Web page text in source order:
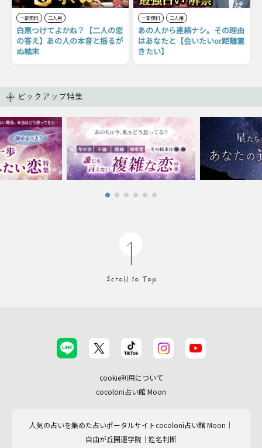
一部無料 二人用
白黒つけてよかね？【二人の恋
の答え】あの人の本音と揺るが
ぬ結末
一部無料 二人用
あの人から連絡ナシ。その理由
はあなたと【会いたいor距離置
きたい】
ピックアップ特集
cookie利用について
cocoloni占い館 Moon
人気の占いを集めた占いポータルサイトcocoloni占い館 Moon｜
自由が丘開運学院│姓名判断